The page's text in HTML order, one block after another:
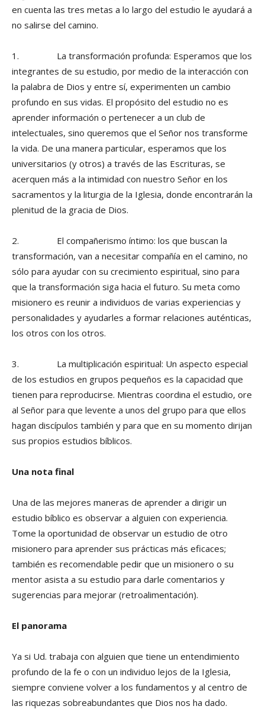
en cuenta las tres metas a lo largo del estudio le ayudará a
no salirse del camino.
1. La transformación profunda: Esperamos que los
integrantes de su estudio, por medio de la interacción con
la palabra de Dios y entre sí, experimenten un cambio
profundo en sus vidas. El propósito del estudio no es
aprender información o pertenecer a un club de
intelectuales, sino queremos que el Señor nos transforme
la vida. De una manera particular, esperamos que los
universitarios (y otros) a través de las Escrituras, se
acerquen más a la intimidad con nuestro Señor en los
sacramentos y la liturgia de la Iglesia, donde encontrarán la
plenitud de la gracia de Dios.
2. El compañerismo íntimo: los que buscan la
transformación, van a necesitar compañía en el camino, no
sólo para ayudar con su crecimiento espiritual, sino para
que la transformación siga hacia el futuro. Su meta como
misionero es reunir a individuos de varias experiencias y
personalidades y ayudarles a formar relaciones auténticas,
los otros con los otros.
3. La multiplicación espiritual: Un aspecto especial
de los estudios en grupos pequeños es la capacidad que
tienen para reproducirse. Mientras coordina el estudio, ore
al Señor para que levente a unos del grupo para que ellos
hagan discípulos también y para que en su momento dirijan
sus propios estudios bíblicos.
Una nota final
Una de las mejores maneras de aprender a dirigir un
estudio bíblico es observar a alguien con experiencia.
Tome la oportunidad de observar un estudio de otro
misionero para aprender sus prácticas más eficaces;
también es recomendable pedir que un misionero o su
mentor asista a su estudio para darle comentarios y
sugerencias para mejorar (retroalimentación).
El panorama
Ya si Ud. trabaja con alguien que tiene un entendimiento
profundo de la fe o con un individuo lejos de la Iglesia,
siempre conviene volver a los fundamentos y al centro de
las riquezas sobreabundantes que Dios nos ha dado.